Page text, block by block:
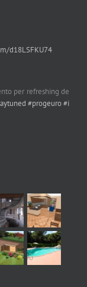
d18LSFKU74
per refreshing de
#progeuro#i